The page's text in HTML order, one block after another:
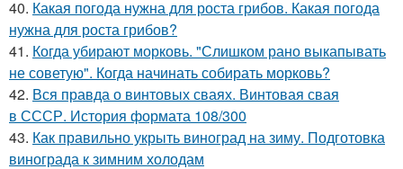
40. Какая погода нужна для роста грибов. Какая погода
нужна для роста грибов?
41. Когда убирают морковь. "Слишком рано выкапывать
не советую". Когда начинать собирать морковь?
42. Вся правда о винтовых сваях. Винтовая свая
в СССР. История формата 108/300
43. Как правильно укрыть виноград на зиму. Подготовка
винограда к зимним холодам